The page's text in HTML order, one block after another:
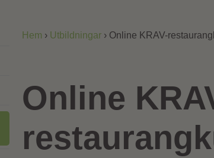
Hem › Utbildningar› Online KRAV-
Online